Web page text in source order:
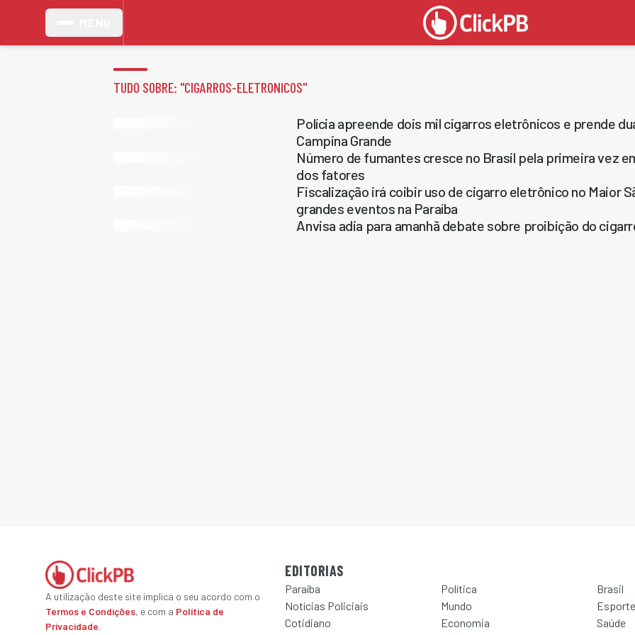
TUDO SOBRE: "CIGARROS-ELETRONICOS"
Polícia apreende dois mil cigarros eletrônicos e prende
Campina Grande
Número de fumantes cresce no Brasil pela primeira vez
dos fatores
Fiscalização irá coibir uso de cigarro eletrônico no Maior
grandes eventos na Paraíba
Anvisa adia para amanhã debate sobre proibição do
A utilização deste site implica o seu acordo com o
Termos e Condições, e com a Política de
Privacidade.
EDITORIAS
Paraíba Política
Brasil
Notícias Policiais
Mundo
Esporte
Cotidiano
Economia
Saúde